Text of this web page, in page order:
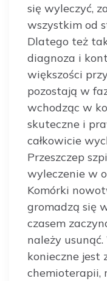
się wyleczyć,
wszystkim od
Dlatego też
diagnoza i
większości
pozostają w
wchodząc w
skuteczne i
całkowicie
Przeszczep
wyleczenie w
Komórki
gromadzą się
czasem
należy
konieczne jest
chemioterapii,